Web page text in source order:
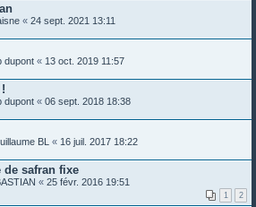
« 24 sept. 2021 13:11
dupont « 13 oct. 2019 11:57
dupont « 06 sept. 2018 18:38
BL « 16 juil. 2017 18:22
de safran fixe
« 25 févr. 2016 19:51
1 2